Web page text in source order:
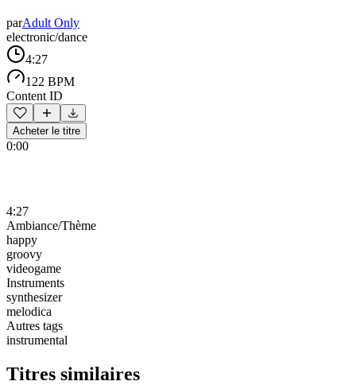
parAdult Only
electronic/dance
4:27
122 BPM
Content ID
Acheter le titre
0:00
4:27
Ambiance/Thème
happy
groovy
videogame
Instruments
synthesizer
melodica
Autres tags
instrumental
Titres similaires